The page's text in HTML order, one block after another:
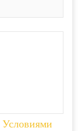
Условиями